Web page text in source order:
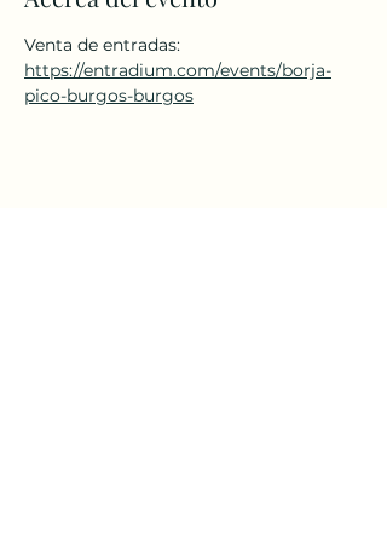
Venta de entradas:
https://entradium.com/events/borja-
pico-burgos-burgos